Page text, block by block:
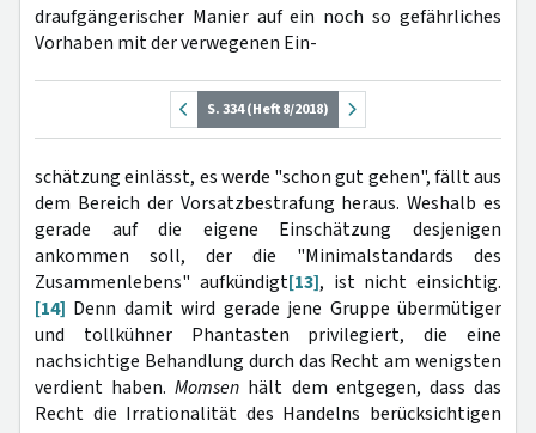
draufgängerischer Manier auf ein noch so gefährliches
Vorhaben mit der verwegenen Ein-
S. 334 (Heft 8/2018)
schätzung einlässt, es werde "schon gut gehen", fällt aus
dem Bereich der Vorsatzbestrafung heraus. Weshalb es
gerade auf die eigene Einschätzung desjenigen
ankommen soll, der die "Minimalstandards des
Zusammenlebens" aufkündigt[13], ist nicht einsichtig.
[14] Denn damit wird gerade jene Gruppe übermütiger
und tollkühner Phantasten privilegiert, die eine
nachsichtige Behandlung durch das Recht am wenigsten
verdient haben. Momsen hält dem entgegen, dass das
Recht die Irrationalität des Handelns berücksichtigen